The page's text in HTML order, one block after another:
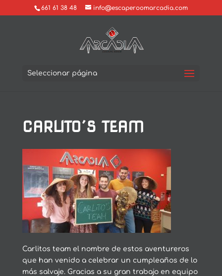
661 61 38 48 info@escaperoomarcadia.com
Seleccionar página
CARLITO´S TEAM
Carlitos team el nombre de estos aventureros
que han venido a celebrar un cumpleaños de lo
más salvaje. Gracias a su gran trabajo en equipo